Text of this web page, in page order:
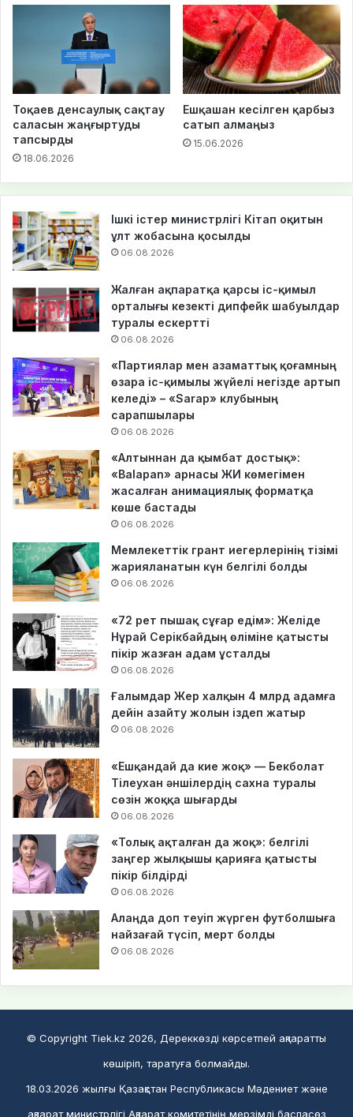
Тоқаев денсаулық сақтау
саласын жаңғыртуды
тапсырды
18.06.2026
Ешқашан кесілген қарбыз
сатып алмаңыз
15.06.2026
Ішкі істер министрлігі Кітап оқитын
ұлт жобасына қосылды
06.08.2026
Жалған ақпаратқа қарсы іс-қимыл
орталығы кезекті дипфейк шабуылдар
туралы ескертті
06.08.2026
«Партиялар мен азаматтық қоғамның
өзара іс-қимылы жүйелі негізде артып
келеді» – «Sarap» клубының
сарапшылары
06.08.2026
«Алтыннан да қымбат достық»:
«Balapan» арнасы ЖИ көмегімен
жасалған анимациялық форматқа
көше бастады
06.08.2026
Мемлекеттік грант иегерлерінің тізімі
жарияланатын күн белгілі болды
06.08.2026
«72 рет пышақ сұғар едім»: Желіде
Нұрай Серікбайдың өліміне қатысты
пікір жазған адам ұсталды
06.08.2026
Ғалымдар Жер халқын 4 млрд адамға
дейін азайту жолын іздеп жатыр
06.08.2026
«Ешқандай да кие жоқ» — Бекболат
Тілеухан әншілердің сахна туралы
сөзін жоққа шығарды
06.08.2026
«Толық ақталған да жоқ»: белгілі
заңгер жылқышы қарияға қатысты
пікір білдірді
06.08.2026
Алаңда доп теуіп жүрген футболшыға
найзағай түсіп, мерт болды
06.08.2026
© Copyright Tiek.kz 2026, Дереккөзді көрсетпей ақпаратты
көшіріп, таратуға болмайды.
18.03.2026 жылғы Қазақстан Республикасы Мәдениет және
ақпарат министрлігі Ақпарат комитетінің мерзімді баспасөз